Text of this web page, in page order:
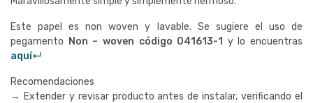
Este papel es non woven y lavable. Se sugiere el uso de
pegamento Non – woven código 041613-1 y lo encuentras
aquí↵
Recomendaciones
→ Extender y revisar producto antes de instalar, verificando el